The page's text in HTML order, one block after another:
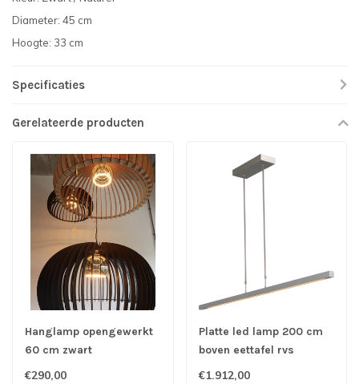
Diameter: 45 cm
Hoogte: 33 cm
Specificaties
Gerelateerde producten
Hanglamp opengewerkt
60 cm zwart
€290,00
Platte led lamp 200 cm
boven eettafel rvs
€1.912,00